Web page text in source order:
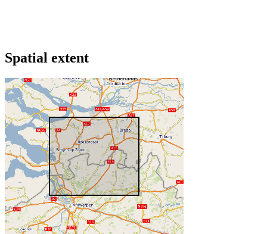
Spatial extent